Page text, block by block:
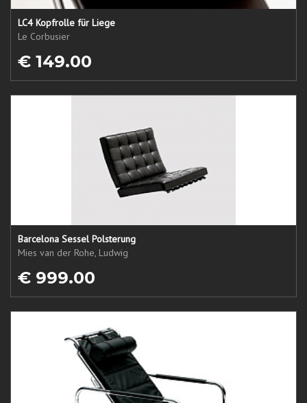
LC4 Kopfrolle für Liege
Le Corbusier
€ 149.00
Barcelona Sessel Polsterung
Mies van der Rohe, Ludwig
€ 999.00